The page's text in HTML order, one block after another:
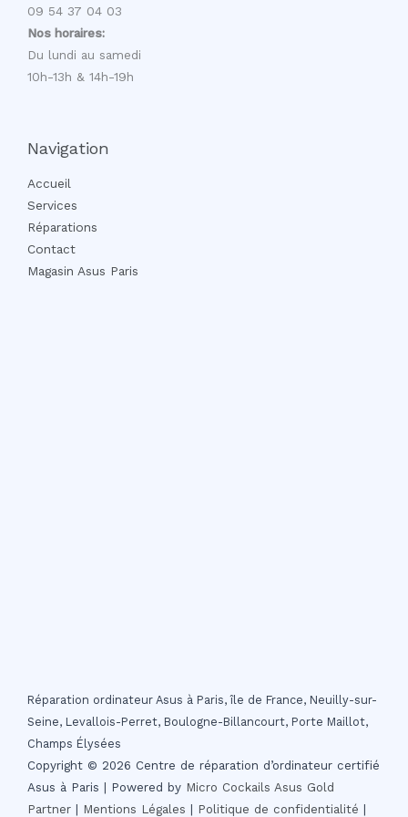
09 54 37 04 03
Nos horaires:
Du lundi au samedi
10h-13h & 14h-19h
Navigation
Accueil
Services
Réparations
Contact
Magasin Asus Paris
Réparation ordinateur Asus à Paris, île de France, Neuilly-sur-
Seine, Levallois-Perret, Boulogne-Billancourt, Porte Maillot,
Champs Élysées
Copyright © 2026 Centre de réparation d’ordinateur certifié
Asus à Paris | Powered by Micro Cockails Asus Gold
Partner
Mentions Légales Politique de confidentialité